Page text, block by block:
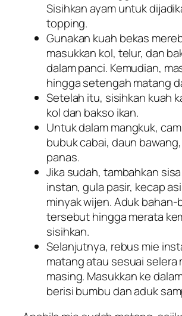
Sisihkan ayam untuk
topping.
Gunakan kuah bekas
masukkan kol, telur, dan
dalam panci. Kemudian,
hingga setengah matang
Setelah itu, sisihkan kuah
kol dan bakso ikan.
Untuk dalam mangkuk,
bubuk cabai, daun
panas.
Jika sudah, tambahkan
instan, gula pasir, kecap
minyak wijen. Aduk bahan-
tersebut hingga merata
sisihkan.
Selanjutnya, rebus mie
matang atau sesuai selera
masing. Masukkan ke
berisi bumbu dan aduk